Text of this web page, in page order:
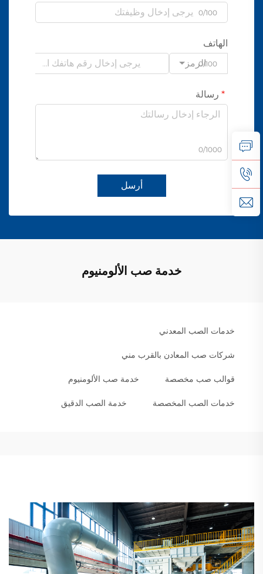
0/100
الهاتف
الرمز0/100
رسالة
0/1000
أرسل
خدمة صب الألومنيوم
خدمات الصب المعدني
شركات صب المعادن بالقرب مني
قوالب صب مخصصة خدمة صب الألومنيوم
خدمات الصب المخصصة خدمة الصب الدقيق